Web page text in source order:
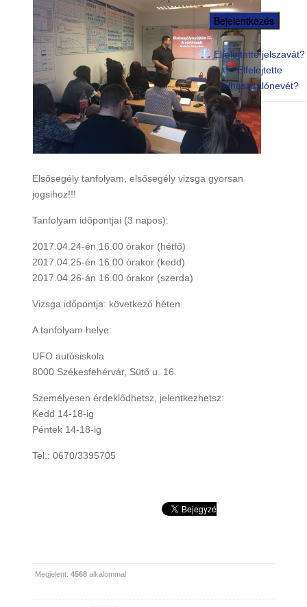
Elfelejtette jelszavát?
Elfelejtette
felhasználónevét?
Elsősegély tanfolyam, elsősegély vizsga gyorsan
jogsihoz!!!
Tanfolyam időpontjai (3 napos):
2017.04.24-én 16.00 órakor (hétfő)
2017.04.25-én 16.00 órakor (kedd)
2017.04.26-án 16.00 órakor (szerda)
Vizsga időpontja: következő héten
A tanfolyam helye:
UFO autósiskola
8000 Székesfehérvár, Sütő u. 16.
Személyesen érdeklődhetsz, jelentkezhetsz:
Kedd 14-18-ig
Péntek 14-18-ig
Tel.: 0670/3395705
Megjelent: 4568alkalommal